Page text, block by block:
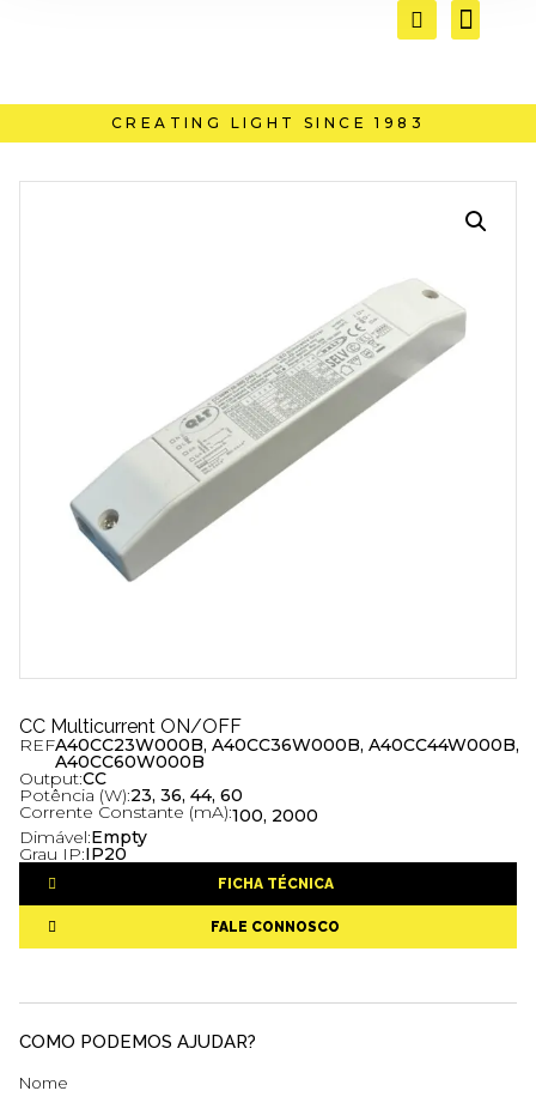
CREATING LIGHT SINCE 1983
CC Multicurrent ON/OFF
REFA40CC23W000B, A40CC36W000B, A40CC44W000B,
A40CC60W000B
Output:CC
Potência (W):23, 36, 44, 60
Corrente Constante (mA):100, 2000
Dimável:Empty
Grau IP:IP20
FICHA TÉCNICA
FALE CONNOSCO
COMO PODEMOS AJUDAR?
Nome